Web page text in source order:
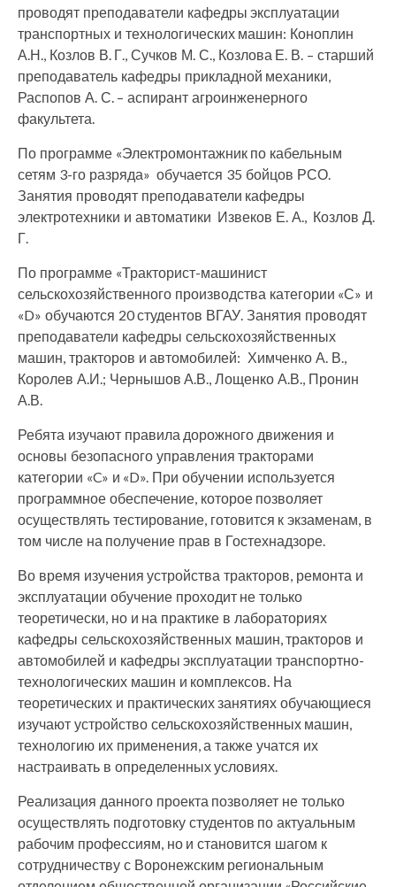
проводят преподаватели кафедры эксплуатации
транспортных и технологических машин: Коноплин
А.Н., Козлов В. Г., Сучков М. С., Козлова Е. В. – старший
преподаватель кафедры прикладной механики,
Распопов А. С. – аспирант агроинженерного
факультета.
По программе «Электромонтажник по кабельным
сетям 3-го разряда» обучается 35 бойцов РСО.
Занятия проводят преподаватели кафедры
электротехники и автоматики Извеков Е. А., Козлов Д.
Г.
По программе «Тракторист-машинист
сельскохозяйственного производства категории «С» и
«D» обучаются 20 студентов ВГАУ. Занятия проводят
преподаватели кафедры сельскохозяйственных
машин, тракторов и автомобилей: Химченко А. В.,
Королев А.И.; Чернышов А.В., Лощенко А.В., Пронин
А.В.
Ребята изучают правила дорожного движения и
основы безопасного управления тракторами
категории «C» и «D». При обучении используется
программное обеспечение, которое позволяет
осуществлять тестирование, готовится к экзаменам, в
том числе на получение прав в Гостехнадзоре.
Во время изучения устройства тракторов, ремонта и
эксплуатации обучение проходит не только
теоретически, но и на практике в лабораториях
кафедры сельскохозяйственных машин, тракторов и
автомобилей и кафедры эксплуатации транспортно-
технологических машин и комплексов. На
теоретических и практических занятиях обучающиеся
изучают устройство сельскохозяйственных машин,
технологию их применения, а также учатся их
настраивать в определенных условиях.
Реализация данного проекта позволяет не только
осуществлять подготовку студентов по актуальным
рабочим профессиям, но и становится шагом к
сотрудничеству с Воронежским региональным